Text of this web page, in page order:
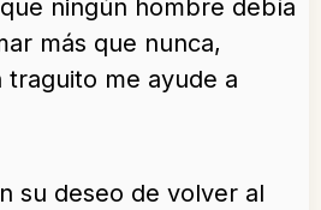
ningún hombre debía
más que nunca,
traguito me ayude a
su deseo de volver al